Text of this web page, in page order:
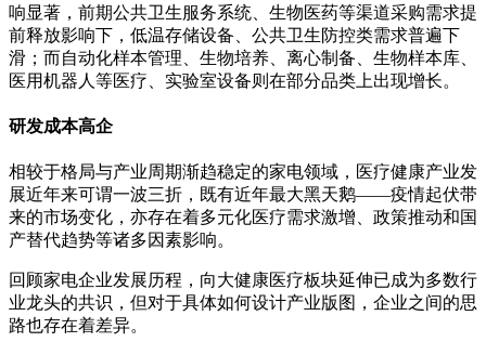
响显著，前期公共卫生服务系统、生物医药等渠道采购需求提
前释放影响下，低温存储设备、公共卫生防控类需求普遍下
滑；而自动化样本管理、生物培养、离心制备、生物样本库、
医用机器人等医疗、实验室设备则在部分品类上出现增长。
研发成本高企
相较于格局与产业周期渐趋稳定的家电领域，医疗健康产业发
展近年来可谓一波三折，既有近年最大黑天鹅——疫情起伏带
来的市场变化，亦存在着多元化医疗需求激增、政策推动和国
产替代趋势等诸多因素影响。
回顾家电企业发展历程，向大健康医疗板块延伸已成为多数行
业龙头的共识，但对于具体如何设计产业版图，企业之间的思
路也存在着差异。